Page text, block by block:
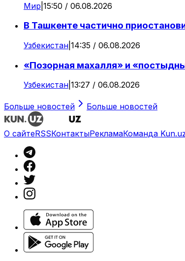
Мир 15:50 / 06.08.2026
В Ташкенте частично
Узбекистан 14:35 / 06.08.2026
«Позорная махалля» и
Узбекистан 13:27 / 06.08.2026
Больше новостей Больше новостей
О сайтеRSSКонтактыРекламаКоманда